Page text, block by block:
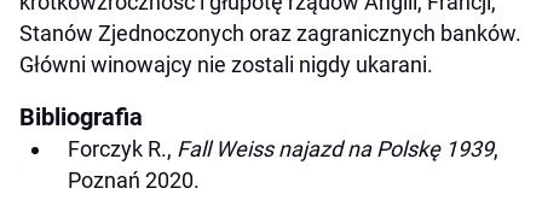
Stanów Zjednoczonych oraz zagranicznych banków.
Główni winowajcy nie zostali nigdy ukarani.
Bibliografia
Forczyk R., Fall Weiss najazd na Polskę 1939,
Poznań 2020.